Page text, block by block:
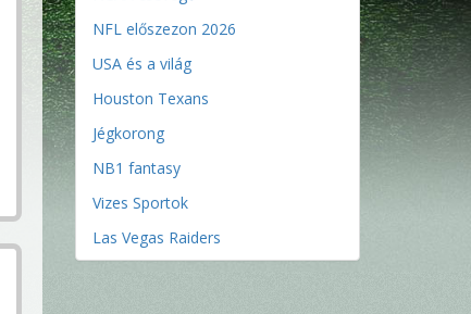
NFL előszezon 2026
USA és a világ
Houston Texans
Jégkorong
NB1 fantasy
Vizes Sportok
Las Vegas Raiders